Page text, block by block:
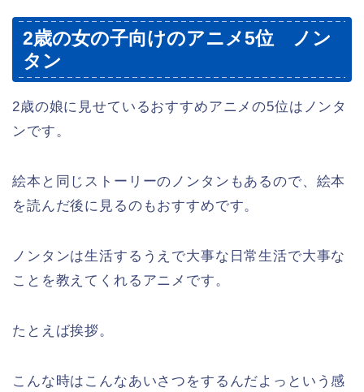
2歳の女の子向けのアニメ5位 ノン
タン
2歳の娘に見せているおすすめアニメの5位はノンタ
ンです。
絵本と同じストーリーのノンタンもあるので、絵本
を読んだ後に見るのもおすすめです。
ノンタンは生活するうえで大事な日常生活で大事な
ことを教えてくれるアニメです。
たとえば挨拶。
こんな時はこんなあいさつをするんだよっという感